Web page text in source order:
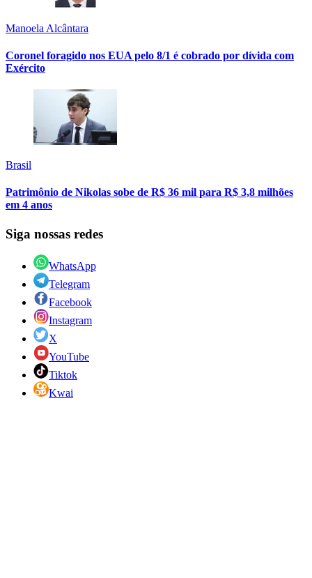
Manoela Alcântara
Coronel foragido nos EUA pelo 8/1 é cobrado por dívida com
Exército
Brasil
Patrimônio de Nikolas sobe de R$ 36 mil para R$ 3,8 milhões
em 4 anos
Siga nossas redes
WhatsApp
Telegram
Facebook
Instagram
X
YouTube
Tiktok
Kwai